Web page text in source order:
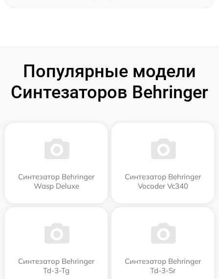
Популярные модели
Синтезаторов Behringer
Синтезатор Behringer
Wasp Deluxe
Синтезатор Behringer
Vocoder Vc340
Синтезатор Behringer
Td-3-Tg
Синтезатор Behringer
Td-3-Sr